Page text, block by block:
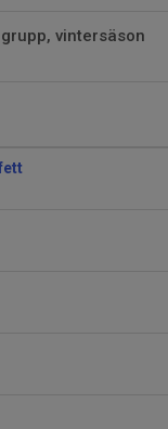
vintersäson